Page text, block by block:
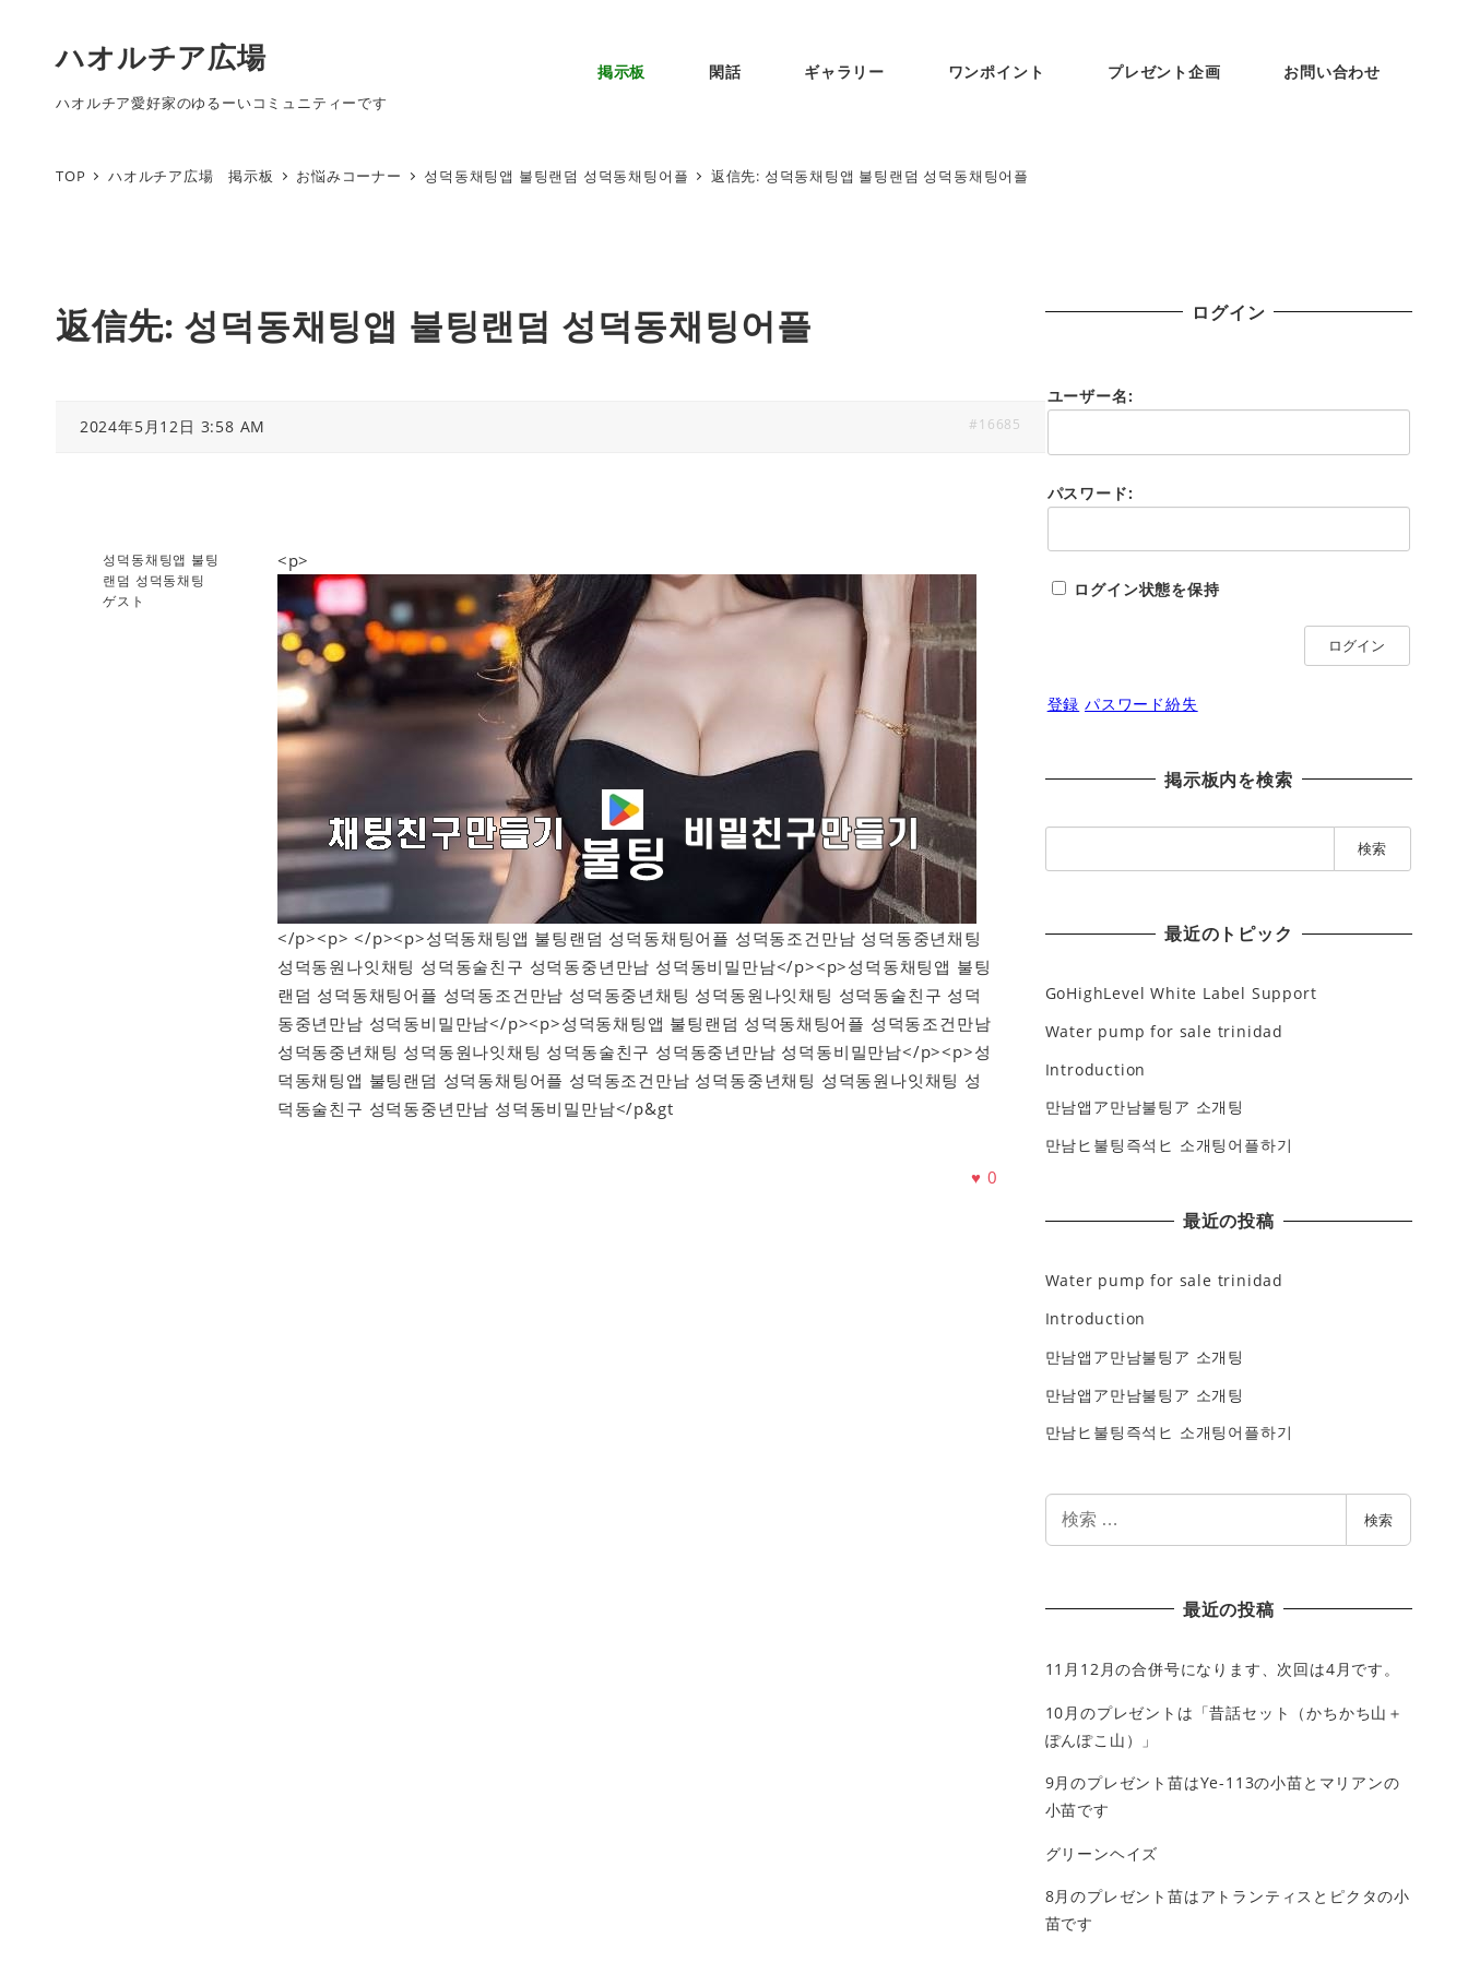
ハオルチア広場
ハオルチア愛好家のゆるーいコミュニティーです
掲示板 閑話 ギャラリー ワンポイント プレゼント企画 お問い合わせ
TOP ハオルチア広場 掲示板 お悩みコーナー 성덕동채팅앱 불팅랜덤 성덕동채팅어플 返信先: 성덕동채팅앱 불팅랜덤 성덕동채팅어플
返信先: 성덕동채팅앱 불팅랜덤 성덕동채팅어플
2024年5月12日 3:58 AM #16685
성덕동채팅앱 불팅
랜덤 성덕동채팅
ゲスト
<p>
</p><p> </p><p>성덕동채팅앱 불팅랜덤 성덕동채팅어플 성덕동조건만남 성덕동중년채팅
성덕동원나잇채팅 성덕동술친구 성덕동중년만남 성덕동비밀만남</p><p>성덕동채팅앱 불팅
랜덤 성덕동채팅어플 성덕동조건만남 성덕동중년채팅 성덕동원나잇채팅 성덕동술친구 성덕
동중년만남 성덕동비밀만남</p><p>성덕동채팅앱 불팅랜덤 성덕동채팅어플 성덕동조건만남
성덕동중년채팅 성덕동원나잇채팅 성덕동술친구 성덕동중년만남 성덕동비밀만남</p><p>성
덕동채팅앱 불팅랜덤 성덕동채팅어플 성덕동조건만남 성덕동중년채팅 성덕동원나잇채팅 성
덕동술친구 성덕동중년만남 성덕동비밀만남</p&gt
♥ 0
ログイン
ユーザー名:
パスワード:
ログイン状態を保持
ログイン
登録 パスワード紛失
掲示板内を検索
索
最近のトピック
GoHighLevel White Label Support
Water pump for sale trinidad
Introduction
만남앱ア만남불팅ア 소개팅
만남ヒ불팅즉석ヒ 소개팅어플하기
最近の投稿
Water pump for sale trinidad
Introduction
만남앱ア만남불팅ア 소개팅
만남앱ア만남불팅ア 소개팅
만남ヒ불팅즉석ヒ 소개팅어플하기
検索
最近の投稿
11月12月の合併号になります、次回は4月です。
10月のプレゼントは「昔話セット（かちかち山＋
ぽんぽこ山）」
9月のプレゼント苗はYe-113の小苗とマリアンの
小苗です
グリーンヘイズ
8月のプレゼント苗はアトランティスとピクタの小
苗です